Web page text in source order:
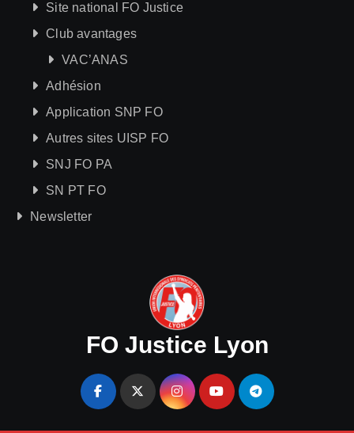
Site national FO Justice
Club avantages
VAC’ANAS
Adhésion
Application SNP FO
Autres sites UISP FO
SNJ FO PA
SN PT FO
Newsletter
FO Justice Lyon